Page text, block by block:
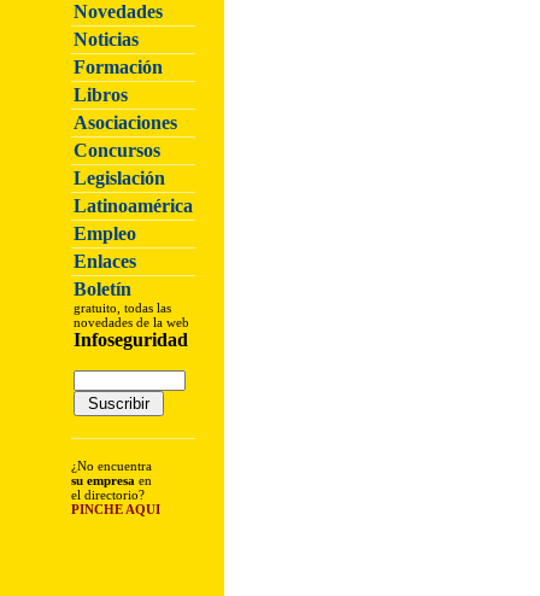
Novedades
Noticias
Formación
Libros
Asociaciones
Concursos
Legislación
Latinoamérica
Empleo
Enlaces
Boletín
gratuito, todas las
novedades de la web
Infoseguridad
¿No encuentra
su empresa en
el directorio?
PINCHE AQUI